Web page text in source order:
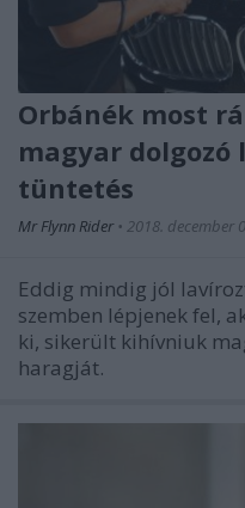
Orbánék most
magyar dolgozó
tüntetés
Mr Flynn Rider • 2018. december
Eddig mindig jól
szemben lépjenek fel,
ki, sikerült kihívniuk
haragját.